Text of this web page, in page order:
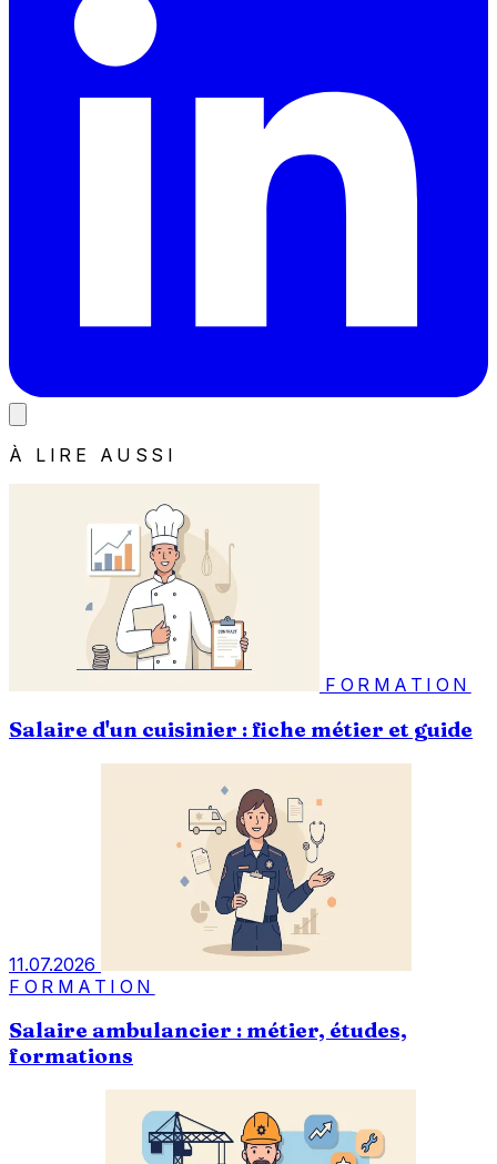
À LIRE AUSSI
FORMATION
Salaire d'un cuisinier : fiche métier et guide
11.07.2026
FORMATION
Salaire ambulancier : métier, études,
formations